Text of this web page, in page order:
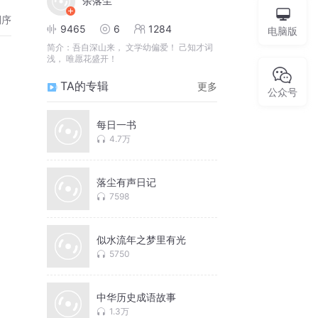
9465 6 1284
简介： 吾自深山来， 文学幼偏爱！ 己知才词
浅， 唯愿花盛开！
TA的专辑 更多
每日一书
4.7万
落尘有声日记
7598
似水流年之梦里有光
5750
中华历史成语故事
1.3万
电脑版
公众号